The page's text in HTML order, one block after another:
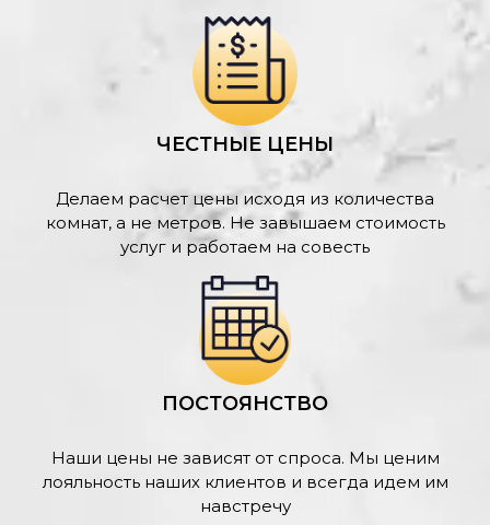
ЧЕСТНЫЕ ЦЕНЫ
Делаем расчет цены исходя из количества
комнат, а не метров. Не завышаем стоимость
услуг и работаем на совесть
ПОСТОЯНСТВО
Наши цены не зависят от спроса. Мы ценим
лояльность наших клиентов и всегда идем им
навстречу